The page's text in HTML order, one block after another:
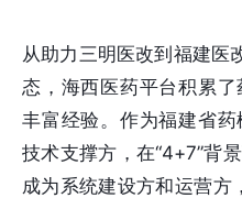
从助力三明医改到福建医
态，海西医药平台积累
丰富经验。作为福建省
技术支撑方，在“4+7”背
成为系统建设方和运营方